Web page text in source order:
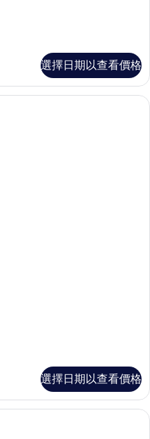
選擇日期以查看價格
選擇日期以查看價格